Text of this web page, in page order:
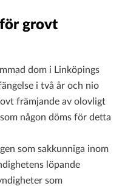
för grovt
dom i Linköpings
i två år och nio
främjande av olovligt
någon döms för detta
som sakkunniga inom
löpande
som